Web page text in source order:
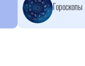
Гороскопы